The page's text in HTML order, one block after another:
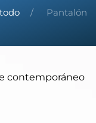
Pantalón
contemporáneo